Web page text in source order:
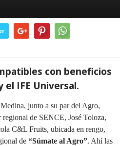
con beneficios
el IFE Universal.
junto a su par del Agro,
de SENCE, José Toloza,
C&L Fruits, ubicada en rengo,
de “Súmate al Agro”. Ahí las